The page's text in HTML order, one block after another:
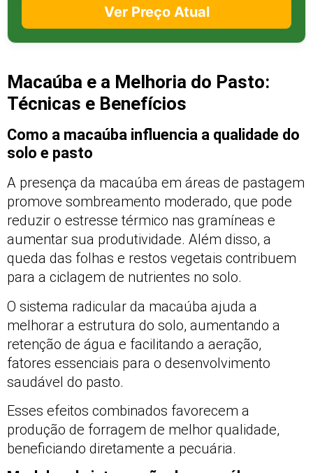
Ver Preço Atual
Macaúba e a Melhoria do Pasto:
Técnicas e Benefícios
Como a macaúba influencia a qualidade do
solo e pasto
A presença da macaúba em áreas de pastagem
promove sombreamento moderado, que pode
reduzir o estresse térmico nas gramíneas e
aumentar sua produtividade. Além disso, a
queda das folhas e restos vegetais contribuem
para a ciclagem de nutrientes no solo.
O sistema radicular da macaúba ajuda a
melhorar a estrutura do solo, aumentando a
retenção de água e facilitando a aeração,
fatores essenciais para o desenvolvimento
saudável do pasto.
Esses efeitos combinados favorecem a
produção de forragem de melhor qualidade,
beneficiando diretamente a pecuária.